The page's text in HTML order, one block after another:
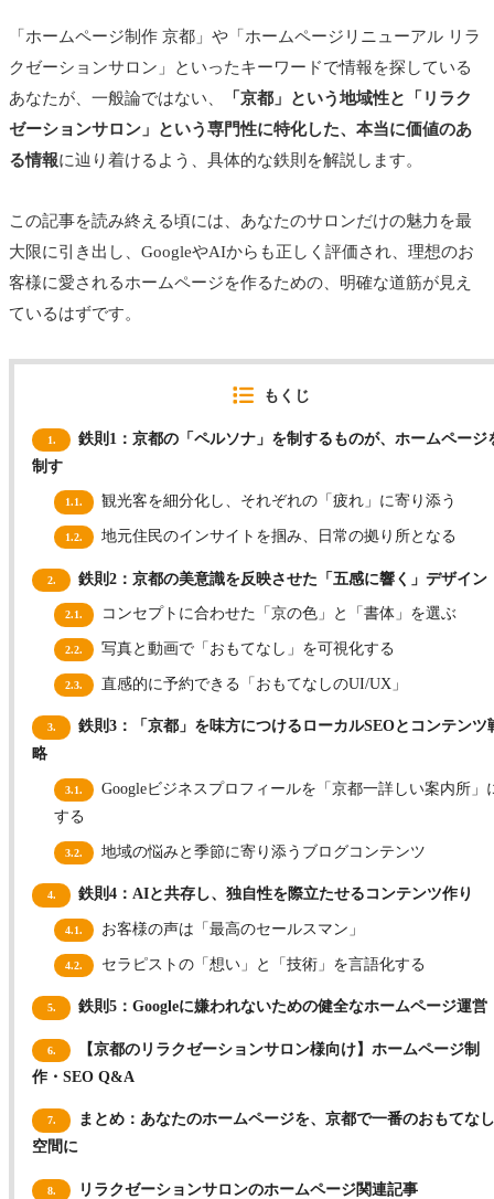
「ホームページ制作 京都」や「ホームページリニューアル リラ
クゼーションサロン」といったキーワードで情報を探している
あなたが、一般論ではない、
「京都」という地域性と「リラク
ゼーションサロン」という専門性に特化した、本当に価値のあ
る情報に辿り着けるよう、具体的な鉄則を解説します。
この記事を読み終える頃には、あなたのサロンだけの魅力を最
大限に引き出し、GoogleやAIからも正しく評価され、理想のお
客様に愛されるホームページを作るための、明確な道筋が見え
ているはずです。
もくじ
1.
鉄則1：京都の「ペルソナ」を制するものが、ホームページ
制す
1.1. 観光客を細分化し、それぞれの「疲れ」に寄り添う
1.2. 地元住民のインサイトを掴み、日常の拠り所となる
2. 鉄則2：京都の美意識を反映させた「五感に響く」デザイン
2.1. コンセプトに合わせた「京の色」と「書体」を選ぶ
2.2. 写真と動画で「おもてなし」を可視化する
2.3. 直感的に予約できる「おもてなしのUI/UX」
3.
鉄則3：「京都」を味方につけるローカルSEOとコンテンツ
略
3.1.
Googleビジネスプロフィールを「京都一詳しい案内所」
する
3.2. 地域の悩みと季節に寄り添うブログコンテンツ
4. 鉄則4：AIと共存し、独自性を際立たせるコンテンツ作り
4.1. お客様の声は「最高のセールスマン」
4.2. セラピストの「想い」と「技術」を言語化する
5. 鉄則5：Googleに嫌われないための健全なホームページ運営
6.
【京都のリラクゼーションサロン様向け】ホームページ制
作・SEO Q&A
7.
まとめ：あなたのホームページを、京都で一番のおもてな
空間に
8. リラクゼーションサロンのホームページ関連記事